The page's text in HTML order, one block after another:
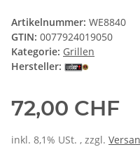
Artikelnummer: WE8840
GTIN: 0077924019050
Kategorie: Grillen
Hersteller:
72,00 CHF
inkl. 8,1% USt. , zzgl.